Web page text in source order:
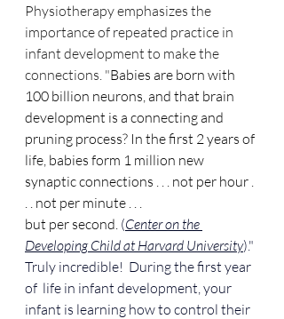
Physiotherapy emphasizes the
importance of repeated practice in
infant development to make the
connections. "Babies are born with
100 billion neurons, and that brain
development is a connecting and
pruning process? In the first 2 years of
life, babies form 1 million new
synaptic connections . . . not per hour .
. . not per minute . . .
but per second. (Center on the
Developing Child at Harvard University)."
Truly incredible!  During the first year
of  life in infant development, your
infant is learning how to control their